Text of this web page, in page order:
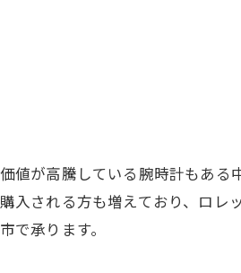
値が高騰している腕時計もあ
入される方も増えており、ロレ
で承ります。